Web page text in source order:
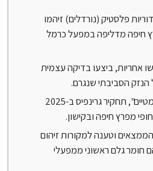
אלפי כדוריות פלסטיק (נורדלים) זיהמו
חיפה מדליפה במפעל כרמל
אחריות, ביצעו בדיקה עצמית
הנזק הסביבתי שנגרם.
למרות "תיקונים קוסמטיים", תחקיר גרינפיס ב-2025
מפרץ חיפה ובקישון.
וטענה למקורות זיהום
חומר גלם ראשוני ממפעלי